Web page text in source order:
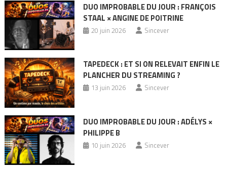
DUO IMPROBABLE DU JOUR : FRANÇOIS
STAAL × ANGINE DE POITRINE
20 juin 2026 Sincever
TAPEDECK : ET SI ON RELEVAIT ENFIN LE
PLANCHER DU STREAMING ?
13 juin 2026 Sincever
DUO IMPROBABLE DU JOUR : ADÉLYS ×
PHILIPPE B
10 juin 2026 Sincever